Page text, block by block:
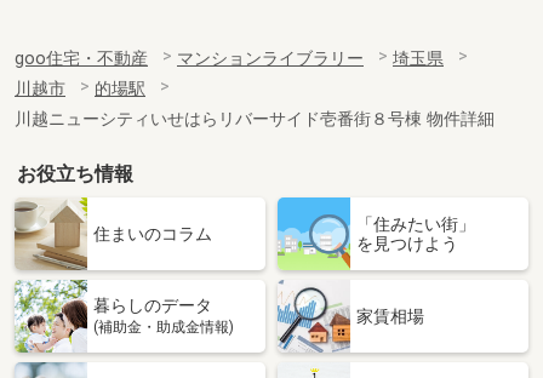
goo住宅・不動産 マンションライブラリー
埼玉県
川越市
的場駅
川越ニューシティいせはらリバーサイド壱番街８号棟 物件詳細
お役立ち情報
住まいのコラム
「住みたい街」
を見つけよう
暮らしのデータ
(補助金・助成金情報)
家賃相場